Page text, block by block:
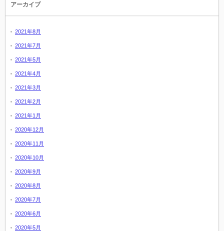
アーカイブ
2021年8月
2021年7月
2021年5月
2021年4月
2021年3月
2021年2月
2021年1月
2020年12月
2020年11月
2020年10月
2020年9月
2020年8月
2020年7月
2020年6月
2020年5月